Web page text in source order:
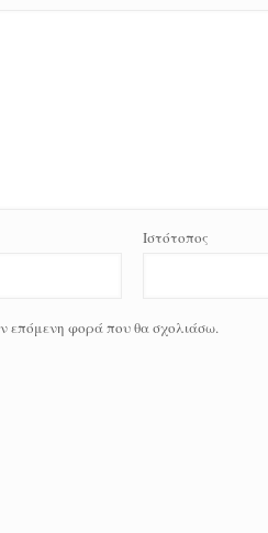
Ιστότοπος
επόμενη φορά που θα σχολιάσω.